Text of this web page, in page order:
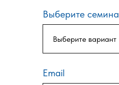
Выберите
Email